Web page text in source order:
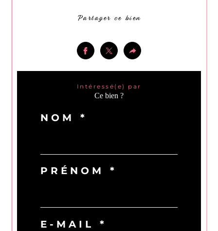
Partager ce bien
Intéressé(e) par
Ce bien ?
NOM *
PRÉNOM *
E-MAIL *